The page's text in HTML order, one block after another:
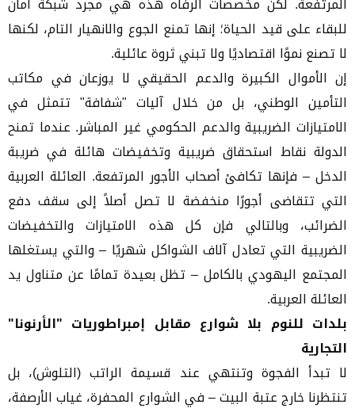
للبقاء على قيد الحياة؛ إنها تمنع الجوع والانهيار التام، لكنها
لا تصنع نموًا اقتصاديًا ولا تبني ثروة عائلية.
إن الأموال الكبيرة والدعم الحقيقي لا يوزعان في مكاتب
التأمين الوطني، بل من خلال آليات "شفافة" تتمثل في
الامتيازات الضريبية والدعم الحكومي غير المباشر. عندما تمنح
الدولة نقاط استحقاق ضريبية وتخفيضات هائلة في ضريبة
الدخل – فإنها تكافئ أصحاب الأجور المرتفعة. العائلة العربية
التي تتقاضى أجورًا منخفضة لا تصل أصلاً إلى سقف دفع
الضرائب، وبالتالي فإن كل هذه الامتيازات والتخفيضات
الضريبية التي تعادل آلاف الشواكل شهريًا – والتي يستغلها
المجتمع اليهودي بالكامل – تظل بعيدة تمامًا عن متناول يد
العائلة العربية.
بلدات للنوم بلا شوارع مقابل إمبراطوريات "الأرنونا"
التجارية
لا تبدأ الفجوة وتنتهي عند قسيمة الراتب (التلوش)، بل
تنتظرنا خارج عتبة البيت – في الشوارع المحفرة، غياب الأرصفة،